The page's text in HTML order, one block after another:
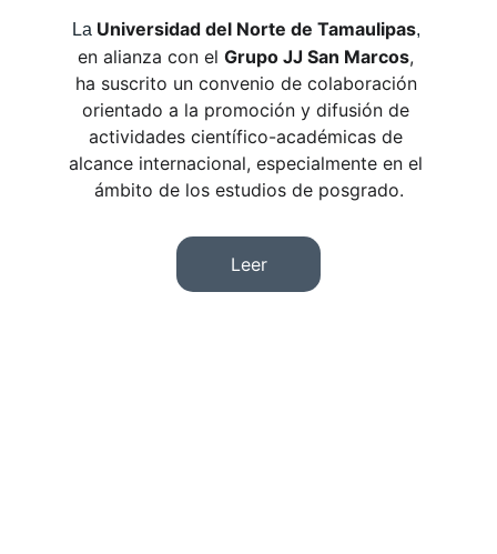
La Universidad del Norte de Tamaulipas,
en alianza con el Grupo JJ San Marcos,
ha suscrito un convenio de colaboración
orientado a la promoción y difusión de
actividades científico-académicas de
alcance internacional, especialmente en el
ámbito de los estudios de posgrado.
Leer